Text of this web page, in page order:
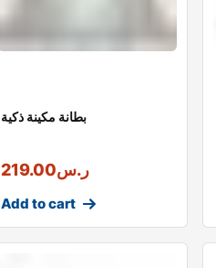
بطانة مكينة ذكية
ر.س219.00
Add to cart